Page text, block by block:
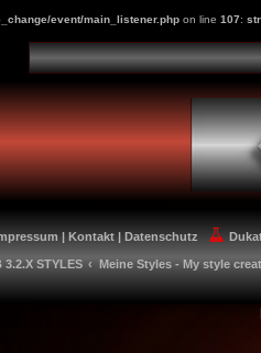
event/main_listener.php on line 107:
| Kontakt | Datenschutz
3.2.X STYLES Meine Styles - My style